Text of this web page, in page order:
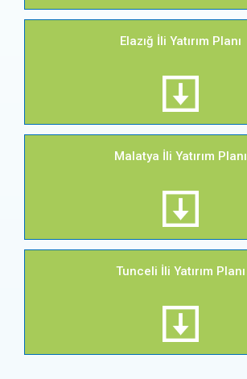
Elazığ İli Yatırım Planı
Malatya İli Yatırım Planı
Tunceli İli Yatırım Planı